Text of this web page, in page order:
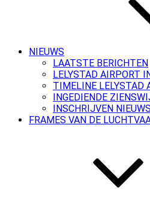
NIEUWS
LAATSTE BERICHTEN
LELYSTAD AIRPORT
TIMELINE LELYSTAD
INGEDIENDE
INSCHRIJVEN
FRAMES VAN DE